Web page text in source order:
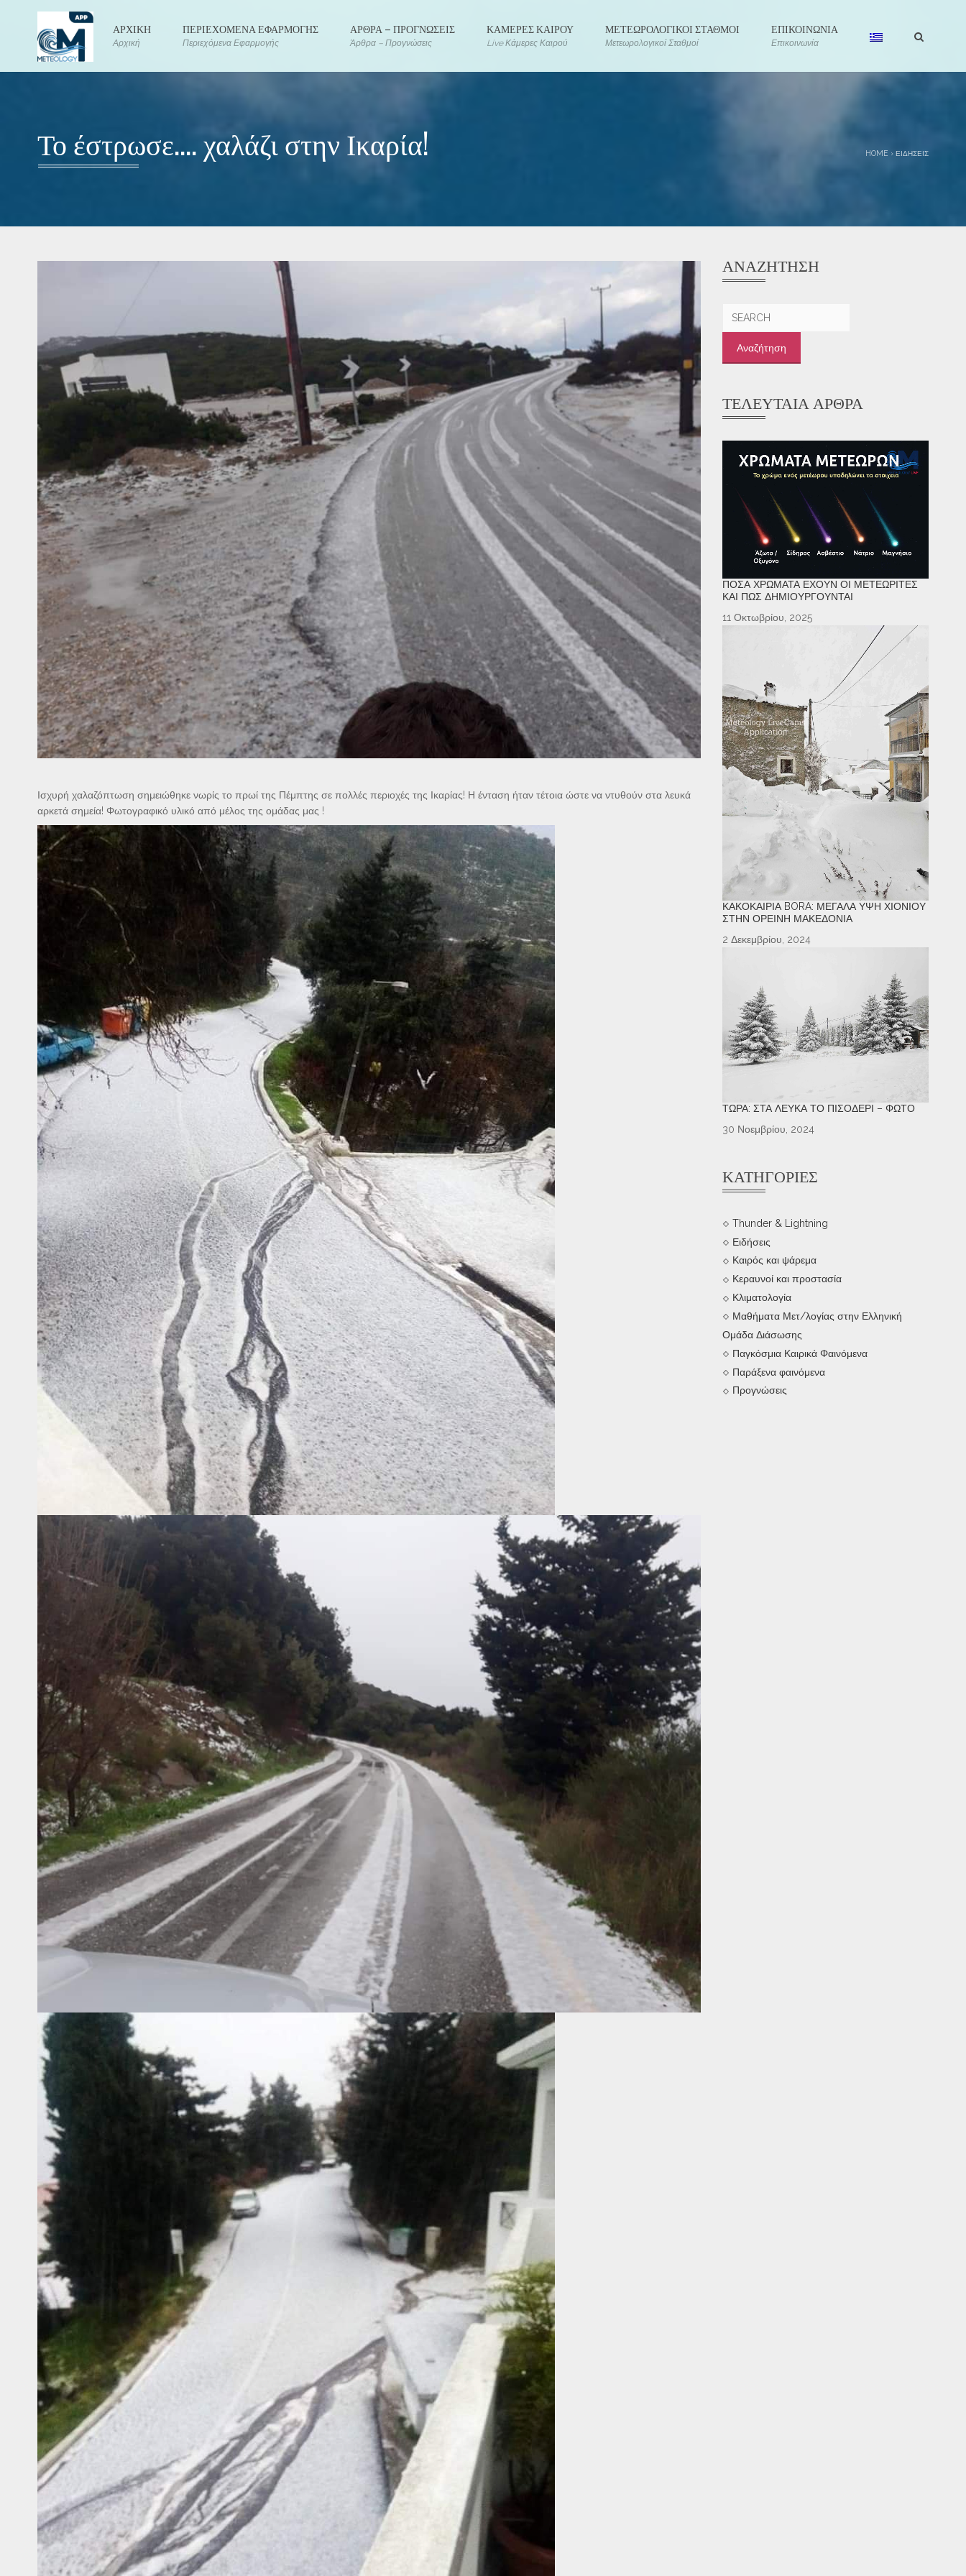
ΑΡΧΙΚΗ
Αρχική
ΠΕΡΙΕΧΟΜΕΝΑ ΕΦΑΡΜΟΓΗΣ
Περιεχόμενα Εφαρμογής
ΑΡΘΡΑ – ΠΡΟΓΝΩΣΕΙΣ
Άρθρα – Προγνώσεις
ΚΑΜΕΡΕΣ ΚΑΙΡΟΥ
Live Κάμερες Καιρού
ΜΕΤΕΩΡΟΛΟΓΙΚΟΙ ΣΤΑΘΜΟΙ
Μετεωρολογικοί Σταθμοί
ΕΠΙΚΟΙΝΩΝΙΑ
Επικοινωνία
Το έστρωσε.... χαλάζι στην Ικαρία! HOME › ΕΙΔΉΣΕΙΣ
Ισχυρή χαλαζόπτωση σημειώθηκε νωρίς το πρωί της Πέμπτης σε πολλές περιοχές της Ικαρίας! Η ένταση ήταν τέτοια ώστε να ντυθούν στα λευκά
αρκετά σημεία! Φωτογραφικό υλικό από μέλος της ομάδας μας !
ΑΝΑΖΉΤΗΣΗ
ΤΕΛΕΥΤΑΊΑ ΆΡΘΡΑ
ΠΌΣΑ ΧΡΏΜΑΤΑ ΈΧΟΥΝ ΟΙ ΜΕΤΕΩΡΊΤΕΣ
ΚΑΙ ΠΏΣ ΔΗΜΙΟΥΡΓΟΎΝΤΑΙ
11 Οκτωβρίου, 2025
ΚΑΚΟΚΑΙΡΊΑ BORA: ΜΕΓΆΛΑ ΎΨΗ ΧΙΟΝΙΟΎ
ΣΤΗΝ ΟΡΕΙΝΉ ΜΑΚΕΔΟΝΊΑ
2 Δεκεμβρίου, 2024
ΤΏΡΑ: ΣΤΑ ΛΕΥΚΆ ΤΟ ΠΙΣΟΔΈΡΙ – ΦΩΤΌ
30 Νοεμβρίου, 2024
ΚΑΤΗΓΟΡΊΕΣ
Thunder & Lightning
Ειδήσεις
Καιρός και ψάρεμα
Κεραυνοί και προστασία
Κλιματολογία
Μαθήματα Μετ/λογίας στην Ελληνική
Ομάδα Διάσωσης
Παγκόσμια Καιρικά Φαινόμενα
Παράξενα φαινόμενα
Προγνώσεις